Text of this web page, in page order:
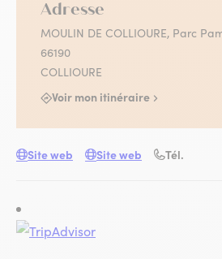
Adresse
MOULIN DE COLLIOURE, Parc
66190
COLLIOURE
Voir mon itinéraire
Site web Site web Tél.